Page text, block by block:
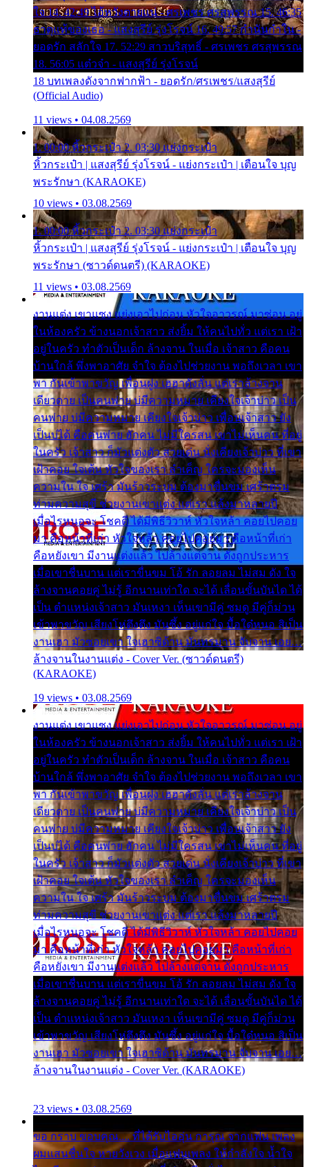
ใจ 14. 42:49 ไอ้หวังตายแน่ - ศรเพชร ศรสุพรรณ 15. 46:35
ธาตุแท้ของเธอ - แสงสุรีย์ รุ่งโรจน์ 16. 49:57 กำนันกำใน -
ยอดรัก สลักใจ 17. 52:29 สาวบริสุทธิ์ - ศรเพชร ศรสุพรรณ
18. 56:05 แต๋วจ๋า - แสงสุรีย์ รุ่งโรจน์
18 บทเพลงดังจากฟากฟ้า - ยอดรัก/ศรเพชร/แสงสุรีย์
(Official Audio)
11 views • 04.08.2569
1. 00:00 หิ้วกระเป๋า 2. 03:30 แย่งกระเป๋า
หิ้วกระเป๋า | แสงสุรีย์ รุ่งโรจน์ - แย่งกระเป๋า | เตือนใจ บุญ
พระรักษา (KARAOKE)
10 views • 03.08.2569
1. 00:00 หิ้วกระเป๋า 2. 03:30 แย่งกระเป๋า
หิ้วกระเป๋า | แสงสุรีย์ รุ่งโรจน์ - แย่งกระเป๋า | เตือนใจ บุญ
พระรักษา (ซาวด์ดนตรี) (KARAOKE)
11 views • 03.08.2569
งานแต่ง เขาแซง แย่งเอาไปก่อน หัวใจอาวรณ์ มาซ่อน อยู่
ในห้องครัว ข้างนอกเจ้าสาว ส่งยิ้ม ให้คนไปทั่ว แต่เรา เฝ้า
อยู่ในครัว ทำตัวเป็นเด็ก ล้างจาน ในเมื่อ เจ้าสาว คือคน
บ้านใกล้ พึ่งพาอาศัย จำใจ ต้องไปช่วยงาน พอถึงเวลา เขา
พา กันเข้าพาขวัญ เพื่อนฝูง เฮฮาดังลั่น แต่เราล้างจาน
เดียวดาย เป็นคนพ่าย บ่มีความหมาย เคียงใจเจ้าบ่าว เป็น
คนพ่าย บ่มีความหมาย เคียงใจเจ้าบ่าว เพื่อนเจ้าสาว ยัง
เป็นบ่ได้ คือคนพ่าย ฮักคน ไม่มีใครสน เขาไม่เห็นคน ที่อยู่
ในครัว เจ้าสาว ก็มัวแต่งตัว สวยเด่น นั่งเคียงเจ้าบ่าว ที่เขา
เฝ้าคอย ใจเต้น หัวใจของเรา ลำเค็ญ ใครจะมองเห็น
ความใน ใจ เศร้า มันร้าวระบม ต้องมาขื่นขม เศร้าตรม
ท่ามความสุขี ช่วยงานเขาแต่ง แต่เรา แล้งมาหลายปี
เมื่อไรหนอจะ โชคดี ได้มีพิธีวิวาห์ หัวใจหล้า คอยไปคอย
มา คือหน้าที่เก่า หัวใจหล้า คอยไปคอยมา คือหน้าที่เก่า
คือหยังเขา มีงานแต่งแล้ว ไปล้างแต่จาน ดั่งถูกประหาร
เมื่อเขาชื่นบาน แต่เราขื่นขม โอ้ รัก ลอยลม ไม่สม ดัง ใจ
ล้างจานคอยคู่ ไม่รู้ อีกนานเท่าใด จะได้ เลื่อนขั้นบันได ได้
เป็น ตำแหน่งเจ้าสาว มันเหงา เห็นเขามีคู่ ซมดู มีคู่ก็ม่วน
เข้าพาขวัญ เสียงโห่ตึงตึง มันซึ้ง อยู่แก่ใจ มื้อใด๋หนอ สิเป็น
งานเฮา มัวซอยเขา ใจเฮาซิด้าน มันทรมาน จับจาน เอย…
ล้างจานในงานแต่ง - Cover Ver. (ซาวด์ดนตรี)
(KARAOKE)
19 views • 03.08.2569
งานแต่ง เขาแซง แย่งเอาไปก่อน หัวใจอาวรณ์ มาซ่อน อยู่
ในห้องครัว ข้างนอกเจ้าสาว ส่งยิ้ม ให้คนไปทั่ว แต่เรา เฝ้า
อยู่ในครัว ทำตัวเป็นเด็ก ล้างจาน ในเมื่อ เจ้าสาว คือคน
บ้านใกล้ พึ่งพาอาศัย จำใจ ต้องไปช่วยงาน พอถึงเวลา เขา
พา กันเข้าพาขวัญ เพื่อนฝูง เฮฮาดังลั่น แต่เราล้างจาน
เดียวดาย เป็นคนพ่าย บ่มีความหมาย เคียงใจเจ้าบ่าว เป็น
คนพ่าย บ่มีความหมาย เคียงใจเจ้าบ่าว เพื่อนเจ้าสาว ยัง
เป็นบ่ได้ คือคนพ่าย ฮักคน ไม่มีใครสน เขาไม่เห็นคน ที่อยู่
ในครัว เจ้าสาว ก็มัวแต่งตัว สวยเด่น นั่งเคียงเจ้าบ่าว ที่เขา
เฝ้าคอย ใจเต้น หัวใจของเรา ลำเค็ญ ใครจะมองเห็น
ความใน ใจ เศร้า มันร้าวระบม ต้องมาขื่นขม เศร้าตรม
ท่ามความสุขี ช่วยงานเขาแต่ง แต่เรา แล้งมาหลายปี
เมื่อไรหนอจะ โชคดี ได้มีพิธีวิวาห์ หัวใจหล้า คอยไปคอย
มา คือหน้าที่เก่า หัวใจหล้า คอยไปคอยมา คือหน้าที่เก่า
คือหยังเขา มีงานแต่งแล้ว ไปล้างแต่จาน ดั่งถูกประหาร
เมื่อเขาชื่นบาน แต่เราขื่นขม โอ้ รัก ลอยลม ไม่สม ดัง ใจ
ล้างจานคอยคู่ ไม่รู้ อีกนานเท่าใด จะได้ เลื่อนขั้นบันได ได้
เป็น ตำแหน่งเจ้าสาว มันเหงา เห็นเขามีคู่ ซมดู มีคู่ก็ม่วน
เข้าพาขวัญ เสียงโห่ตึงตึง มันซึ้ง อยู่แก่ใจ มื้อใด๋หนอ สิเป็น
งานเฮา มัวซอยเขา ใจเฮาซิด้าน มันทรมาน จับจาน เอย…
ล้างจานในงานแต่ง - Cover Ver. (KARAOKE)
23 views • 03.08.2569
ขอ กราบ ขอบคุณ.... ที่ได้รับไออุ่น การุณ จากแฟน เพลง
ผมแสนชื่นใจ หายวังเวง เมื่อแฟนเพลง ให้กำลังใจ น้ำใจ